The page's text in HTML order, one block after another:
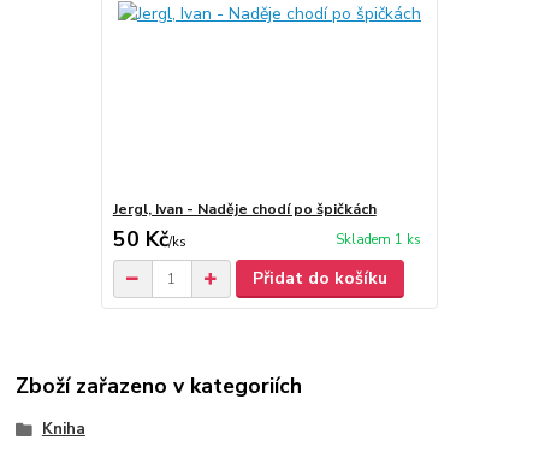
Jergl, Ivan - Naděje chodí po špičkách
50 Kč/ks Skladem 1 ks
Přidat do košíku
Zboží zařazeno v kategoriích
Kniha